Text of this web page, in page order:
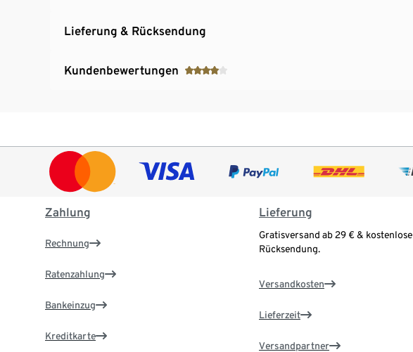
Lieferung & Rücksendung
Kundenbewertungen
Zahlung
Rechnung
Ratenzahlung
Bankeinzug
Kreditkarte
Lieferung
Gratisversand ab 29 € & kostenlose
Rücksendung.
Versandkosten
Lieferzeit
Versandpartner